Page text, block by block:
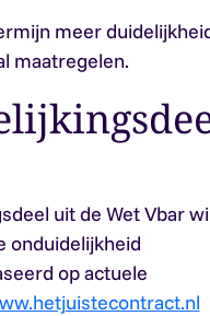
meer
maatregelen.
uit de Wet Vbar
onduidelijkheid
op actuele